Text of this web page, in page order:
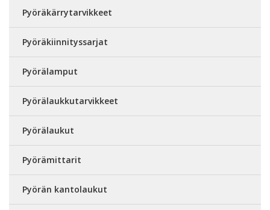
Pyöräkärrytarvikkeet
Pyöräkiinnityssarjat
Pyörälamput
Pyörälaukkutarvikkeet
Pyörälaukut
Pyörämittarit
Pyörän kantolaukut